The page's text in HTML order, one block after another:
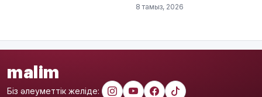
8 тамыз, 2026
malim
Біз әлеуметтік желіде: